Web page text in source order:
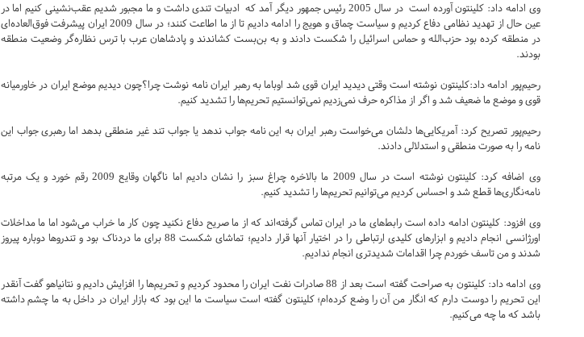
وی ادامه داد: کلینتون آورده است در سال 2005 رئیس جمهور دیگر آمد که ادبیات تندی داشت و ما مجبور شدیم عقب‌نشینی کنیم اما در
عین حال از تهدید نظامی دفاع کردیم و سیاست چماق و هویج را ادامه دادیم تا از ما اطاعت کنند؛ در سال 2009 ایران پیشرفت فوق‌العاده‌ای
در منطقه کرده بود حزب‌الله و حماس اسرائیل را شکست دادند و به بن‌بست کشاندند و پادشاهان عرب با ترس نظاره‌گر وضعیت منطقه
بودند.
رحیم‌پور ادامه داد:‌کلینتون نوشته است وقتی دیدید ایران قوی شد اوباما به رهبر ایران نامه نوشت چرا؟چون دیدیم موضع ایران در خاورمیانه
قوی و موضع ما ضعیف شد و اگر از مذاکره حرف نمی‌زدیم نمی‌توانستیم تحریم‌ها را تشدید کنیم.
رحیم‌پور تصریح کرد: آمریکایی‌ها دلشان می‌خواست رهبر ایران به این نامه جواب ندهد یا جواب تند غیر منطقی بدهد اما رهبری جواب این
نامه را به صورت منطقی و استدلالی دادند.
وی اضافه کرد: کلینتون نوشته است در سال 2009 ما بالاخره چراغ سبز را نشان دادیم اما ناگهان وقایع 2009 رقم خورد و یک مرتبه
نامه‌نگاری‌ها قطع شد و احساس کردیم می‌توانیم تحریم‌ها را تشدید کنیم.
وی افزود: کلینتون ادامه داده است رابط‌های ما در ایران تماس گرفته‌اند که از ما صریح دفاع نکنید چون کار ما خراب می‌شود اما ما مداخلات
اورژانسی انجام دادیم و ابزارهای کلیدی ارتباطی را در اختیار آنها قرار دادیم؛ تماشای شکست 88 برای ما دردناک بود و تندروها دوباره پیروز
شدند و من تاسف خوردم چرا اقدامات شدیدتری انجام ندادیم.
وی ادامه داد: کلینتون به صراحت گفته است بعد از 88 صادرات نفت ایران را محدود کردیم و تحریم‌ها را افزایش دادیم و نتانیاهو گفت آنقدر
این تحریم را دوست دارم که انگار من آن را وضع کرده‌ام؛‌ کلینتون گفته است سیاست ما این بود که بازار ایران در داخل به ما چشم داشته
باشد که ما چه می‌کنیم.